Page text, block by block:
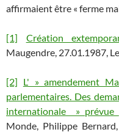
affirmaient être « ferme
[1] Création
Maugendre, 27.01.1987,
[2] L' » amendement
parlementaires. Des
internationale » prévue
Monde, Philippe